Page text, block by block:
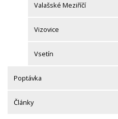
Valašské Meziříčí
Vizovice
Vsetín
Poptávka
Články